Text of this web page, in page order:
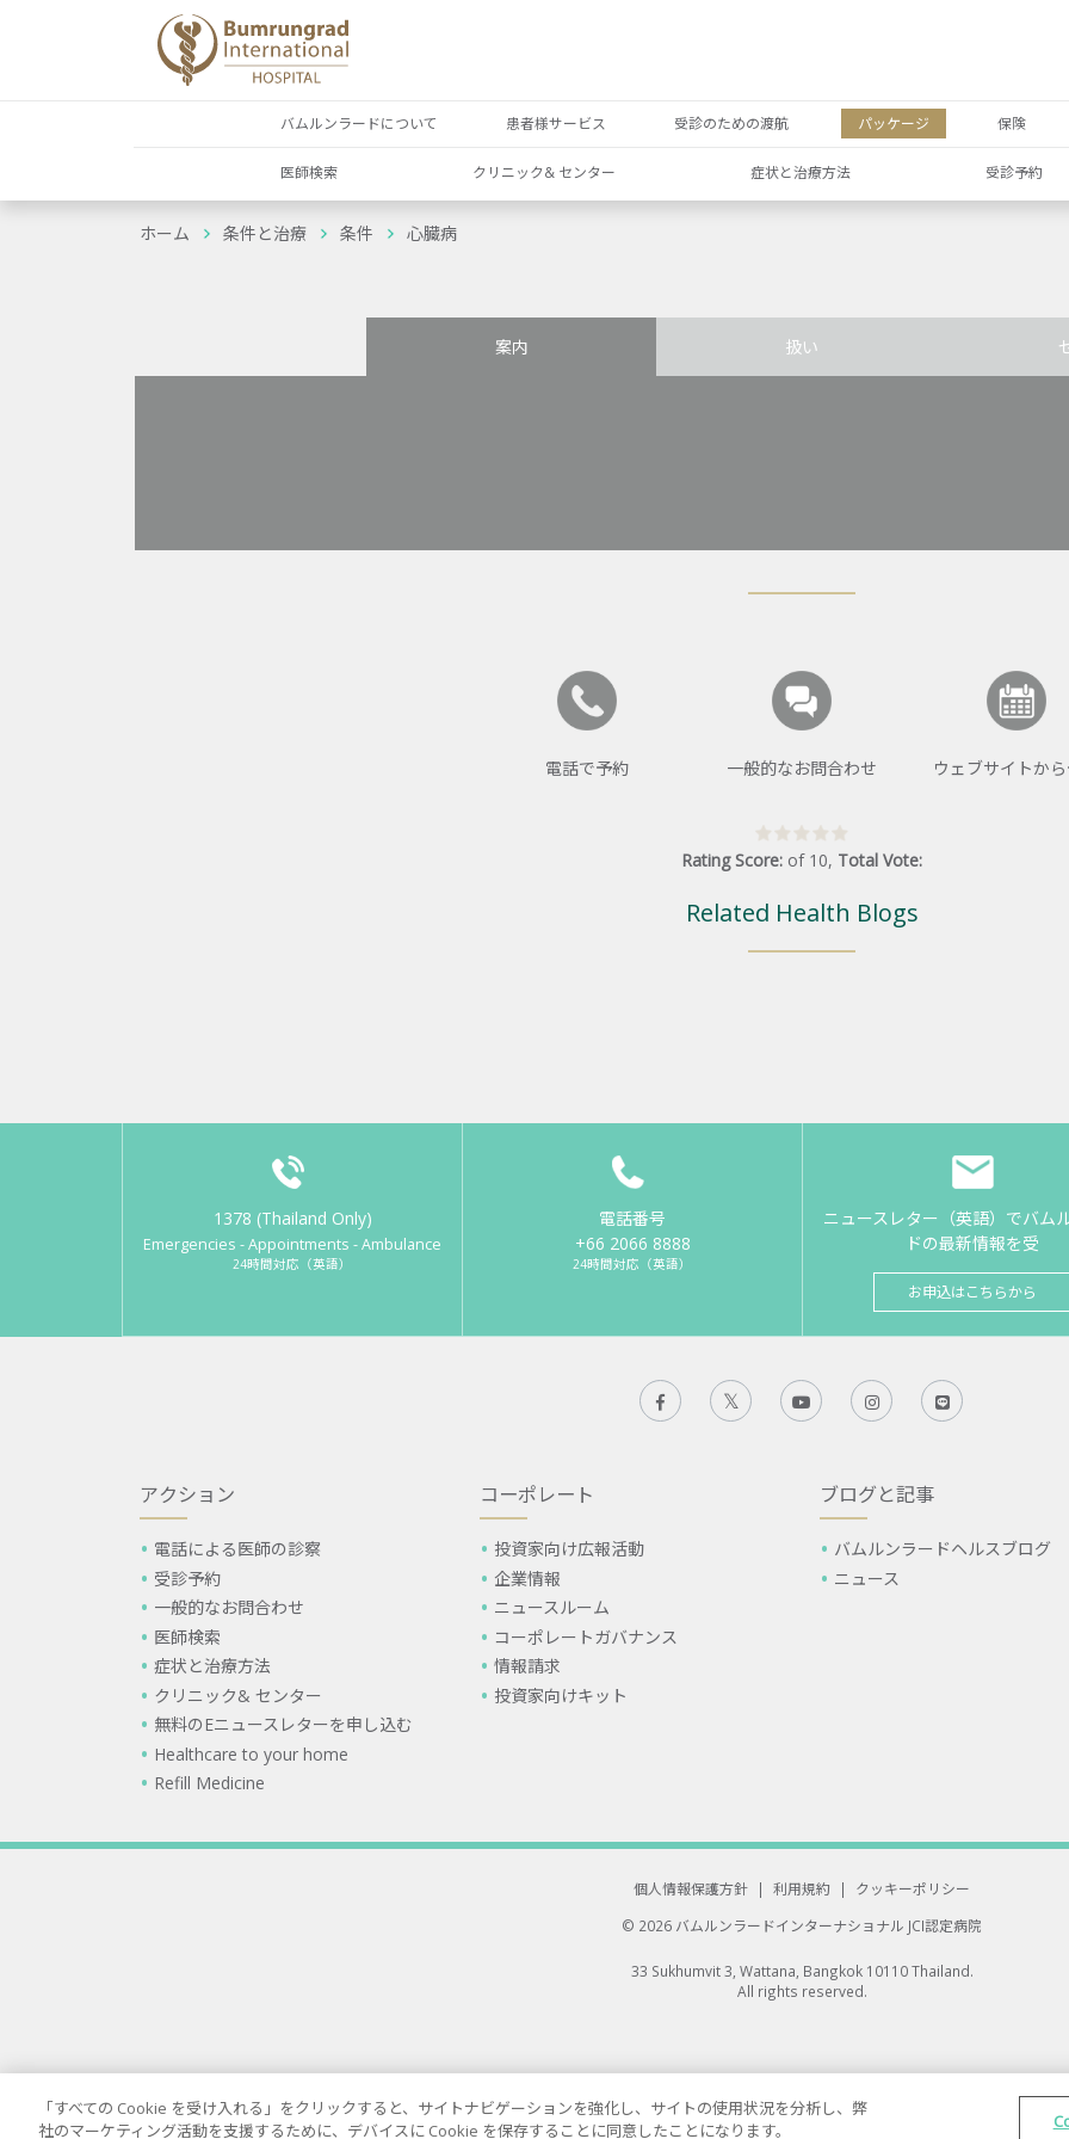
バムルンラードについて 患者様サービス 受診のための渡航 パッケージ 保険
医師検索 クリニック& センター 症状と治療方法 受診予約
ホーム 条件と治療 条件 心臓病
案内 扱い
電話で予約 一般的なお問合わせ ウェブサイトか
Rating Score: of 10, Total Vote:
Related Health Blogs
1378 (Thailand Only)
Emergencies - Appointments - Ambulance
24時間対応（英語）
電話番号
+66 2066 8888
24時間対応（英語）
ニュースレター（英語）でバム
ドの最新情報を受
お申込はこちらから
アクション
電話による医師の診察
受診予約
一般的なお問合わせ
医師検索
症状と治療方法
クリニック& センター
無料のEニュースレターを申し込む
Healthcare to your home
Refill Medicine
コーポレート
投資家向け広報活動
企業情報
ニュースルーム
コーポレートガバナンス
情報請求
投資家向けキット
ブログと記事
バムルンラードヘルスブログ
ニュース
個人情報保護方針 | 利用規約 |
クッキーポリシー
© 2026 バムルンラードインターナショナル JCI認定病院
33 Sukhumvit 3, Wattana, Bangkok 10110 Thailand.
All rights reserved.
「すべての Cookie を受け入れる」をクリックすると、サイトナビゲーションを強化し、サイトの使用状況を分析し、弊
社のマーケティング活動を支援するために、デバイスに Cookie を保存することに同意したことになります。